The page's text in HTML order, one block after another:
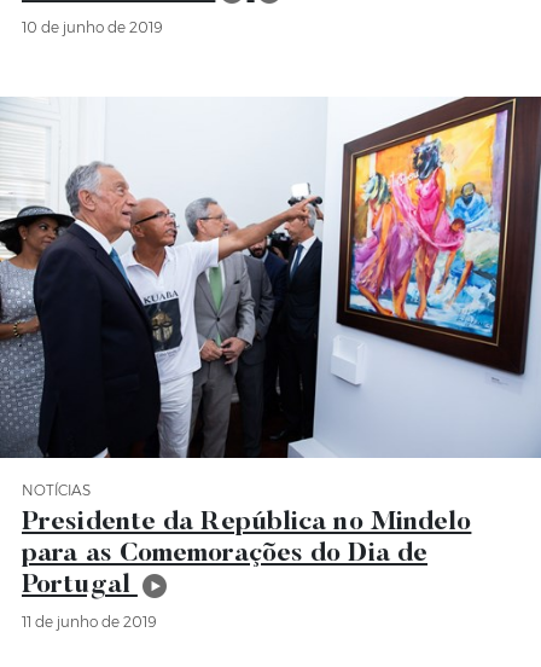
10 de junho de 2019
Categoria Notícias
NOTÍCIAS
Presidente da República no Mindelo
para as Comemorações do Dia de
Portugal
11 de junho de 2019